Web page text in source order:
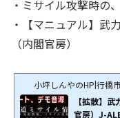
・ミサイル攻撃時の
・【マニュアル】武
（内閣官房）
小坪しんやのHP|行橋
【拡散】
官房）J-